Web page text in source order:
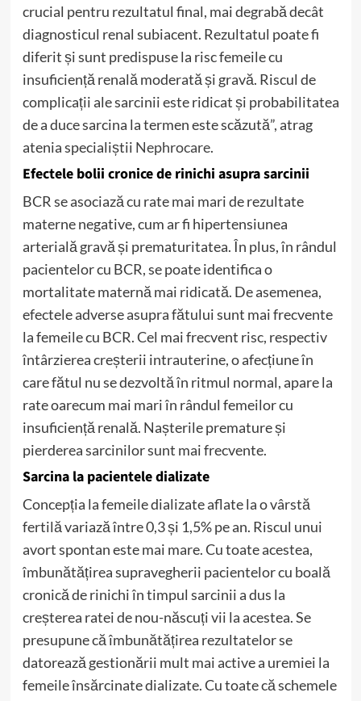
crucial pentru rezultatul final, mai degrabă decât
diagnosticul renal subiacent. Rezultatul poate fi
diferit și sunt predispuse la risc femeile cu
insuficiență renală moderată și gravă. Riscul de
complicații ale sarcinii este ridicat și probabilitatea
de a duce sarcina la termen este scăzută”, atrag
atenia specialiștii Nephrocare.
Efectele bolii cronice de rinichi asupra sarcinii
BCR se asociază cu rate mai mari de rezultate
materne negative, cum ar fi hipertensiunea
arterială gravă și prematuritatea. În plus, în rândul
pacientelor cu BCR, se poate identifica o
mortalitate maternă mai ridicată. De asemenea,
efectele adverse asupra fătului sunt mai frecvente
la femeile cu BCR. Cel mai frecvent risc, respectiv
întârzierea creșterii intrauterine, o afecțiune în
care fătul nu se dezvoltă în ritmul normal, apare la
rate oarecum mai mari în rândul femeilor cu
insuficiență renală. Nașterile premature și
pierderea sarcinilor sunt mai frecvente.
Sarcina la pacientele dializate
Concepția la femeile dializate aflate la o vârstă
fertilă variază între 0,3 și 1,5% pe an. Riscul unui
avort spontan este mai mare. Cu toate acestea,
îmbunătățirea supravegherii pacientelor cu boală
cronică de rinichi în timpul sarcinii a dus la
creșterea ratei de nou-născuți vii la acestea. Se
presupune că îmbunătățirea rezultatelor se
datorează gestionării mult mai active a uremiei la
femeile însărcinate dializate. Cu toate că schemele